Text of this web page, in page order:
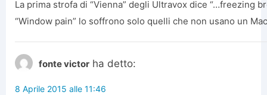
La prima strofa di “Vienna” degli Ultravox dice “…freezing
“Window pain” lo soffrono solo quelli che non usano un
fonte victor ha detto:
8 Aprile 2015 alle 11:46